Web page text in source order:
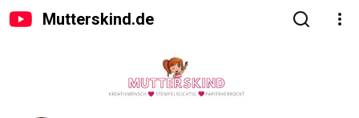
Mutterskind.de